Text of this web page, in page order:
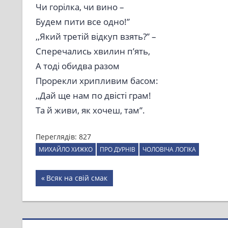
Чи горілка, чи вино –
Будем пити все одно!”
,,Який третій відкуп взять?” –
Сперечались хвилин п’ять,
А тоді обидва разом
Прорекли хрипливим басом:
,,Дай ще нам по двісті грам!
Та й живи, як хочеш, там”.
Переглядів: 827
МИХАЙЛО ХИЖКО ПРО ДУРНІВ ЧОЛОВІЧА ЛОГІКА
Навігація
записів
Previous
Post:
Всяк на свій смак